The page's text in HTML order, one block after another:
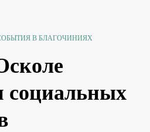
В БЛАГОЧИНИЯХ
социальных